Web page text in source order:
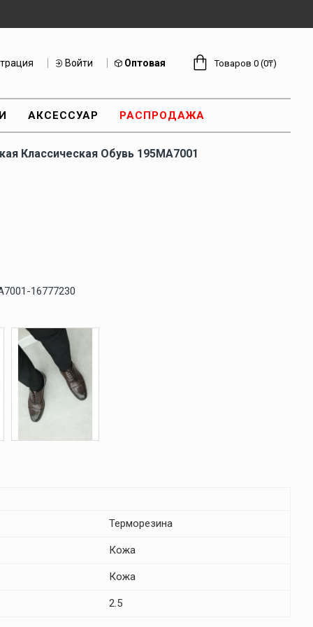
Войти Оптовая Товаров 0 (0₸)
АКСЕССУАР РАСПРОДАЖА
Классическая Обувь 195MA7001
16777230
Терморезина
Кожа
Кожа
2.5